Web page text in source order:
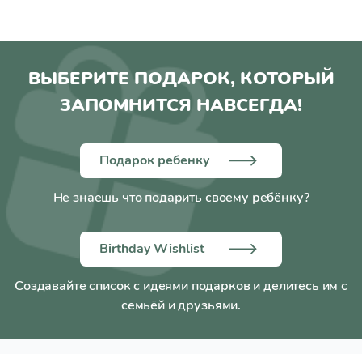
ВЫБЕРИТЕ ПОДАРОК, КОТОРЫЙ
ЗАПОМНИТСЯ НАВСЕГДА!
Подарок ребенку
Не знаешь что подарить своему ребёнку?
Birthday Wishlist
Создавайте список с идеями подарков и делитесь им с
семьёй и друзьями.